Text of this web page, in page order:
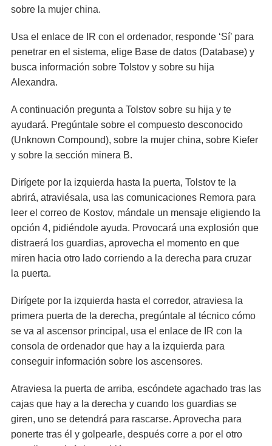
sobre la mujer china.
Usa el enlace de IR con el ordenador, responde ‘Sí’ para
penetrar en el sistema, elige Base de datos (Database) y
busca información sobre Tolstov y sobre su hija
Alexandra.
A continuación pregunta a Tolstov sobre su hija y te
ayudará. Pregúntale sobre el compuesto desconocido
(Unknown Compound), sobre la mujer china, sobre Kiefer
y sobre la sección minera B.
Dirígete por la izquierda hasta la puerta, Tolstov te la
abrirá, atraviésala, usa las comunicaciones Remora para
leer el correo de Kostov, mándale un mensaje eligiendo la
opción 4, pidiéndole ayuda. Provocará una explosión que
distraerá los guardias, aprovecha el momento en que
miren hacia otro lado corriendo a la derecha para cruzar
la puerta.
Dirígete por la izquierda hasta el corredor, atraviesa la
primera puerta de la derecha, pregúntale al técnico cómo
se va al ascensor principal, usa el enlace de IR con la
consola de ordenador que hay a la izquierda para
conseguir información sobre los ascensores.
Atraviesa la puerta de arriba, escóndete agachado tras las
cajas que hay a la derecha y cuando los guardias se
giren, uno se detendrá para rascarse. Aprovecha para
ponerte tras él y golpearle, después corre a por el otro